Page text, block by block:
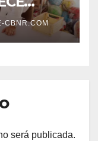
CBNR.COM
será publicada.